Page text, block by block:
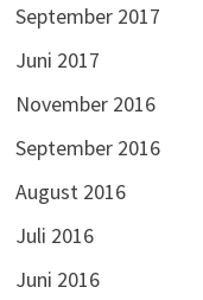
September 2017
Juni 2017
November 2016
September 2016
August 2016
Juli 2016
Juni 2016